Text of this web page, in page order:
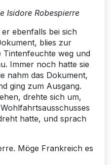
Isidore Robespierre
ebenfalls bei sich
blies zur
Tintenfeuchte weg und
Immer noch hatte sie
nahm das Dokument,
ging zum Ausgang.
drehte sich um,
hatte, und sprach
Möge Frankreich es